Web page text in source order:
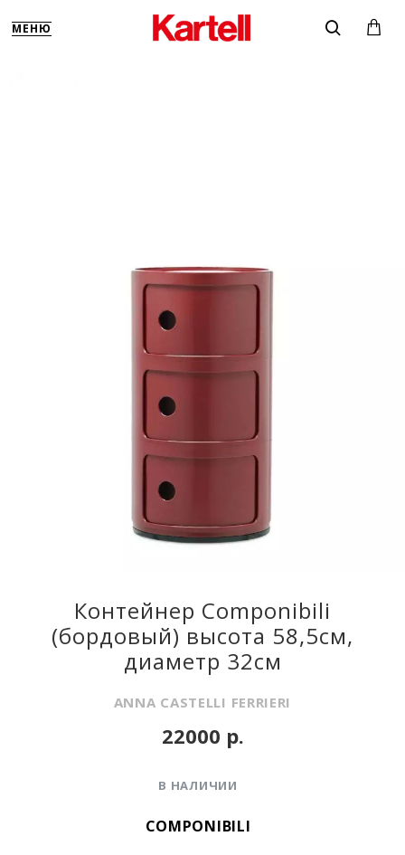
Контейнер Componibili
(бордовый) высота 58,5см,
диаметр 32см
ANNA CASTELLI FERRIERI
В НАЛИЧИИ
COMPONIBILI
22000 р.